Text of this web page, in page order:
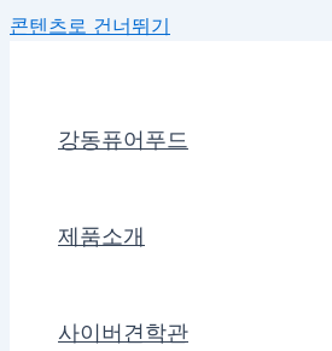
콘텐츠로 건너뛰기
강동퓨어푸드
제품소개
사이버견학관